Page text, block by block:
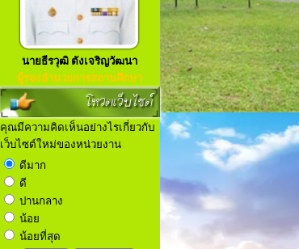
นายธีรวุฒิ ตังเจริญวัฒนา
ผู้รองอำนวยการสถานศึกษา
โหวตเว็บไซต์
คุณมีความคิดเห็นอย่างไรเกี่ยวกับ
เว็บไซต์ใหม่ของหน่วยงาน
ดีมาก
ดี
ปานกลาง
น้อย
น้อยที่สุด